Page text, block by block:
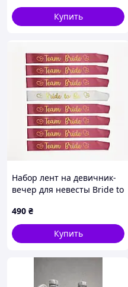
Купить
Набор лент на девичник-
вечер для невесты Bride to
490 ₴
Купить